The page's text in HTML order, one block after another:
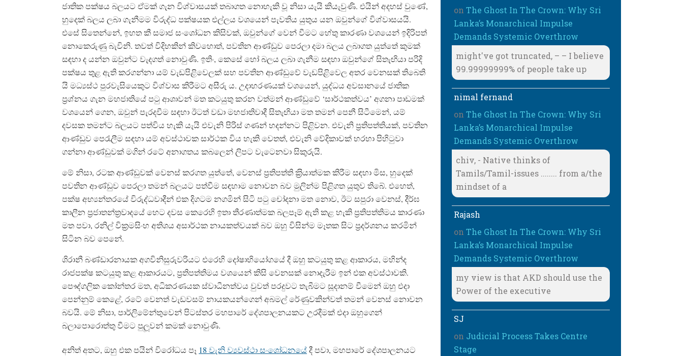
ජාතික පක්ෂය බලයට ඒමක් ගැන විශ්වාසයක් තබාගත නොහැකි වූ නිසා යැයි කියැවුණි. එයින් අදහස් වුණේ,
හුදෙක් බලය ලබා ගැනීමම විරුද්ධ පක්ෂයක එල්ලය වශයෙන් පැවතිය යුතුය යන ඔවුන්ගේ විශ්වාසයයි.
එසේ සිතෙන්නේ, ඉහත කී සමාජ සංශෝධන කිසිවක්, ඔවුන්ගේ වෙන් වීමට හේතු කාරණා වශයෙන් ඉදිරිපත්
නොකෙරුණු බැවිනි. තවත් විදිහකින් කිවහොත්, පවතින ආණ්ඩුව පෙරලා දමා බලය ලබාගත යුත්තේ කුමක්
සඳහා ද යන්න ඔවුන්ට වැදගත් නොවුණි. ඉතිං, කෙසේ හෝ බලය ලබා ගැනීම සඳහා ඔවුන්ගේ සිතැඟියා පරිදි
පක්ෂය තුළ ඇති කරගන්නා යම් වැඩපිළිවෙලක් සහ පවතින ආණ්ඩුවේ වැඩපිළිවෙල අතර වෙනසක් තිබෙති
යි මධ්‍යස්ථ පුරවැසියෙකුට විශ්වාස කිරීමට අසීරු ය. උදාහරණයක් වශයෙන්, යුද්ධය අවසානයේ ජාතික
ප‍්‍රශ්නය ගැන මහජාතියේ පටු ආශාවන් මත කටයුතු කරන වත්මන් ආණ්ඩුවේ ‘සාර්ථකත්වය’ අගනා පාඩමක්
වශයෙන් ගෙන, ඔවුන් පැරදවීම සඳහා ඊටත් වඩා මහජාතිවාදී සිතැඟියා මත තමන් පෙනී සිටීමෙන්, යම්
දවසක තමන්ට බලයට පත්විය හැකි යැයි එවැනි පිරිස් ගණන් හදන්නට පිළිවන. එවැනි ප‍්‍රතිපත්තියක්, පවතින
ආණ්ඩුව පෙරැලීම සඳහා යම් අවස්ථාවක සාර්ථක විය හැකි වෙතත්, එවැනි වේදිකාවක් හරහා පිහිටුවා
ගන්නා ආණ්ඩුවක් මගින් රටේ අනාගතය කබලෙන් ලිපට වැටෙනවා සිකුරුයි.
මේ නිසා, රටක ආණ්ඩුවක් වෙනස් කරගත යුත්තේ, වෙනස් ප‍්‍රතිපත්ති ක‍්‍රියාත්මක කිරීම සඳහා මිස, හුදෙක්
පවතින ආණ්ඩුව පෙරලා තමන් බලයට පත්වීම සඳහාම නොවන බව මුලින්ම පිළිගත යුතුව තිබේ. එහෙත්,
පක්ෂ අභ්‍යන්තරයේ විරුද්ධවාදීන් එක දිගටම නගමින් සිටි පටු චෝදනා මත නොව, ඊට සපුරා වෙනස්, දීර්ඝ
කාලීන ප‍්‍රජාතන්ත‍්‍රවාදයේ හෙට දවස කෙරෙහි ඉතා තීරණාත්මක බලපෑම් ඇති කළ හැකි ප‍්‍රතිපත්තිමය කාරණා
මත පවා, රනිල් වික‍්‍රමසිංහ අතිශය අසාර්ථක නායකත්වයක් බව ඔහු විසින්ම මෑතක සිට ප‍්‍රදර්ශනය කරමින්
සිටින බව පෙනේ.
ශිරානී බණ්ඩාරනායක අගවිනිසුරුවරියට එරෙහි දෝෂාභියෝගයේ දී ඔහු කටයුතු කළ ආකාරය, මහින්ද
රාජපක්ෂ කටයුතු කළ ආකාරයට, ප‍්‍රතිපත්තිමය වශයෙන් කිසි වෙනසක් නොදැරීම ඉන් එක අවස්ථාවකි.
පෞද්ගලික කෝන්තර මත, අධිකරණයක ස්වාධීනත්වය වුවත් පරදුවට තැබීමට සූදානම් වීමෙන් ඔහු එදා
පෙන්නුම් කෙළේ, රටේ වෙනත් වැඩවසම් නායකයන්ගෙන් අබමල් රේණුවකින්වත් තමන් වෙනස් නොවන
බවයි. මේ නිසා, පාර්ලිමේන්තුවෙන් පිටස්තර මහපාරේ දේශපාලනයකට උරදීමක් එදා ඔහුගෙන්
බලාපොරොත්තු වීමට පුලූවන් කමක් නොවුණි.
අනිත් අතට, ඔහු එක පයින් විරෝධය පෑ 18 වැනි ව්‍යවස්ථා සංශෝධනයේදී පවා, මහපාරේ දේශපාලනයට
onThe Ghost In The Crown: Why Sri
Lanka’s Monarchical Impulse
Demands Systemic Overthrow
might've got truncated, – – I believe
99.99999999% of people take up
nimal fernand
onThe Ghost In The Crown: Why Sri
Lanka’s Monarchical Impulse
Demands Systemic Overthrow
chiv, - Native thinks of
Tamils/Tamil-issues ........ from a/the
mindset of a
Rajash
onThe Ghost In The Crown: Why Sri
Lanka’s Monarchical Impulse
Demands Systemic Overthrow
my view is that AKD should use the
Power of the executive
SJ
on Judicial Process Takes Centre
Stage